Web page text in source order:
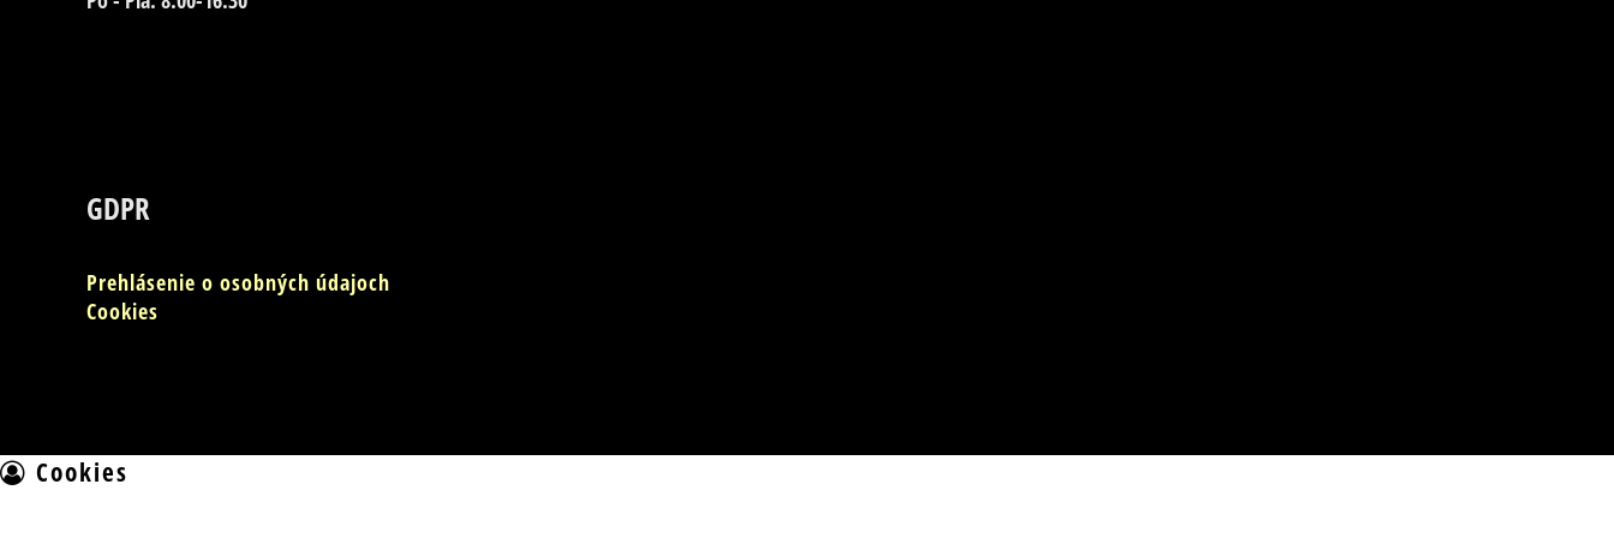
GDPR
Prehlásenie o osobných údajoch
Cookies
Cookies